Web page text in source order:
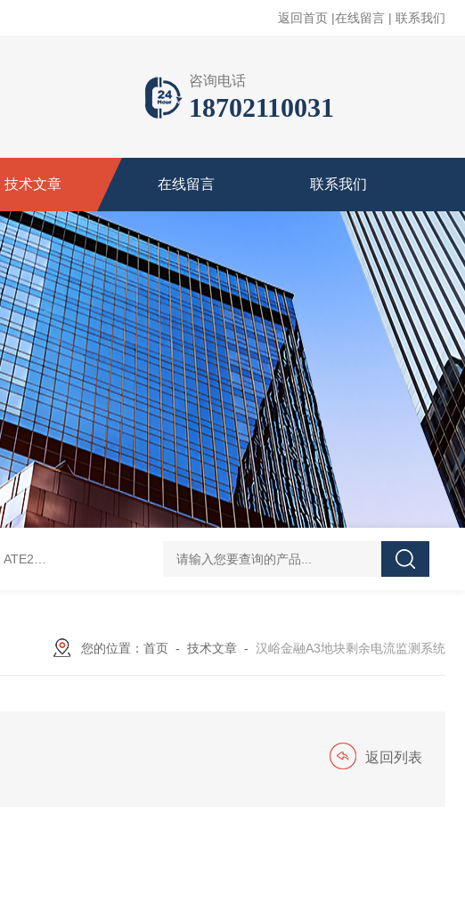
返回首页 |在线留言 | 联系我们
咨询电话
18702110031
技术文章 在线留言 联系我们
ATE210S单回路复合型温度传感器 DJSF1352-D-800导轨式直流电能表 AKH-
您的位置： 首页 - 技术文章 - 汉峪金融A3地块剩余电流监测系统
返回列表